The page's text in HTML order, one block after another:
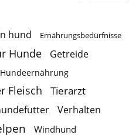
hund Ernährungsbedürfnisse
Hunde Getreide
Hundeernährung
Fleisch
Tierarzt
Verhalten
Windhund